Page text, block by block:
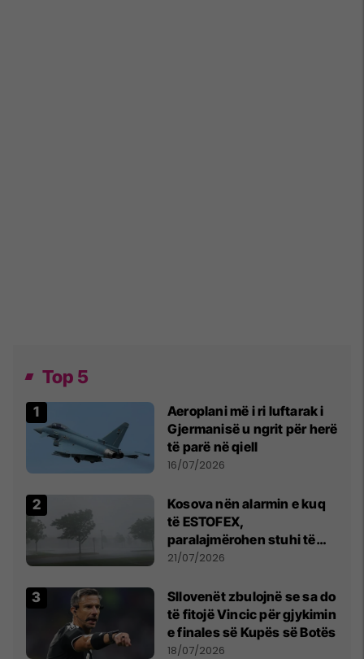
Top 5
Aeroplani më i ri luftarak i
Gjermanisë u ngrit për herë
të parë në qiell
16/07/2026
Kosova nën alarmin e kuq
të ESTOFEX,
paralajmërohen stuhi të
fuqishme me breshër dhe
21/07/2026
Sllovenët zbulojnë se sa do
të fitojë Vincic për gjykimin
e finales së Kupës së Botës
18/07/2026